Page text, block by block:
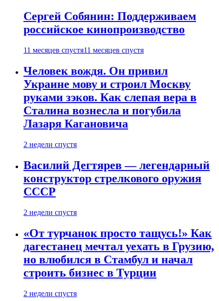
Сергей Собянин: Поддерживаем
российское кинопроизводство
11 месяцев спустя11 месяцев спустя
Человек вождя. Он привил
Украине мову и строил Москву
руками зэков. Как слепая вера в
Сталина вознесла и погубила
Лазаря Кагановича
2 недели спустя
Василий Дегтярев — легендарный
конструктор стрелкового оружия
СССР
2 недели спустя
«От турчанок просто тащусь!» Как
дагестанец мечтал уехать в Грузию,
но влюбился в Стамбул и начал
строить бизнес в Турции
2 недели спустя